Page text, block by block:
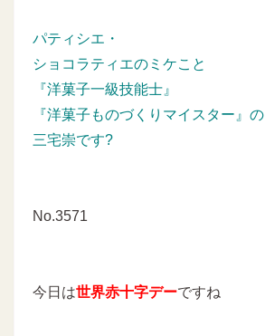
パティシエ・
ショコラティエのミケこと
『洋菓子一級技能士』
『洋菓子ものづくりマイスター』の
三宅崇です?
No.3571
今日は世界赤十字デーですね